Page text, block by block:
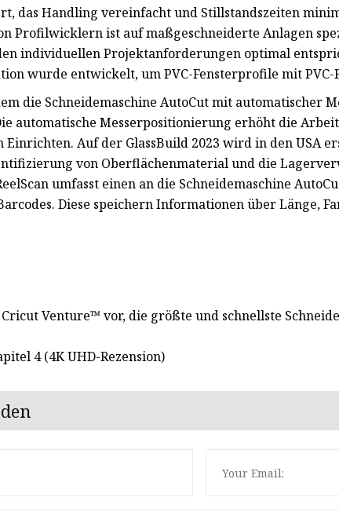
das Handling vereinfacht und Stillstandszeiten
Profilwicklern ist auf maßgeschneiderte Anlagen
individuellen Projektanforderungen optimal
wurde entwickelt, um PVC-Fensterprofile mit PVC-
die Schneidemaschine AutoCut mit automatischer
automatische Messerpositionierung erhöht die
Einrichten. Auf der GlassBuild 2023 wird in den USA
von Oberflächenmaterial und die
umfasst einen an die Schneidemaschine
Diese speichern Informationen über Länge,
Venture™ vor, die größte und schnellste
4 (4K UHD-Rezension)